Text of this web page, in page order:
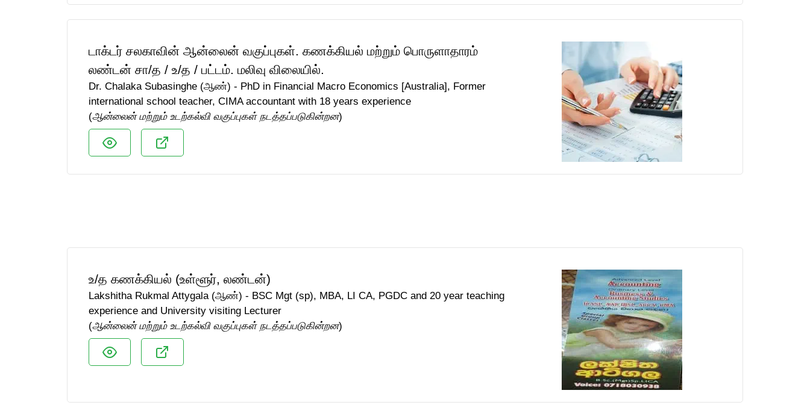
டாக்டர் சலகாவின் ஆன்லைன் வகுப்புகள். கணக்கியல் மற்றும் பொருளாதாரம்
லண்டன் சா/த / உ/த / பட்டம். மலிவு விலையில்.
Dr. Chalaka Subasinghe (ஆண்) - PhD in Financial Macro Economics [Australia], Former
international school teacher, CIMA accountant with 18 years experience
(ஆன்லைன் மற்றும் உடற்கல்வி வகுப்புகள் நடத்தப்படுகின்றன)
உ/த கணக்கியல் (உள்ளூர், லண்டன்)
Lakshitha Rukmal Attygala (ஆண்) - BSC Mgt (sp), MBA, LI CA, PGDC and 20 year teaching
experience and University visiting Lecturer
(ஆன்லைன் மற்றும் உடற்கல்வி வகுப்புகள் நடத்தப்படுகின்றன)